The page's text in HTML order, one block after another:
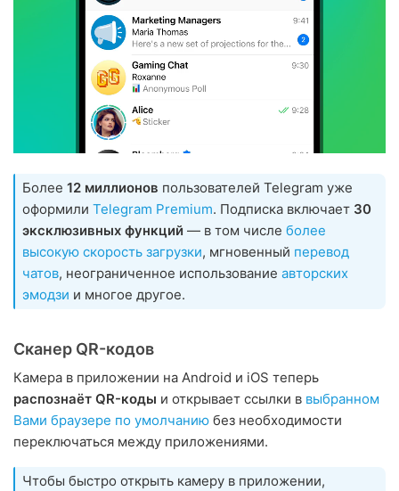
Более 12 миллионов пользователей Telegram уже
оформили Telegram Premium. Подписка включает 30
эксклюзивных функций — в том числе более
высокую скорость загрузки, мгновенный перевод
чатов, неограниченное использование авторских
эмодзи и многое другое.
Сканер QR-кодов
Камера в приложении на Android и iOS теперь
распознаёт QR-коды и открывает ссылки в выбранном
Вами браузере по умолчанию без необходимости
переключаться между приложениями.
Чтобы быстро открыть камеру в приложении,